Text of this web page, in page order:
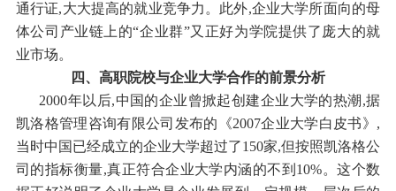
通行证,大大提高的就业竞争力。此外,企业大学所面向的母
体公司产业链上的“企业群”又正好为学院提供了庞大的就
业市场。
四、高职院校与企业大学合作的前景分析
2000年以后,中国的企业曾掀起创建企业大学的热潮,据
凯洛格管理咨询有限公司发布的《2007企业大学白皮书》,
当时中国已经成立的企业大学超过了150家,但按照凯洛格公
司的指标衡量,真正符合企业大学内涵的不到10%。这个数